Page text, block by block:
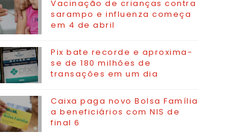
Vacinação de crianças contra
sarampo e influenza começa
em 4 de abril
Pix bate recorde e aproxima-
se de 180 milhões de
transações em um dia
Caixa paga novo Bolsa Família
a beneficiários com NIS de
final 6